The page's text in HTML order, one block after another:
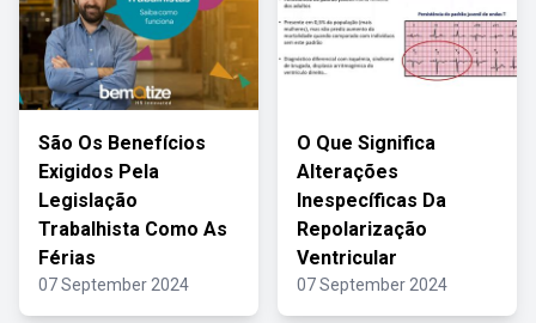
São Os Benefícios
Exigidos Pela
Legislação
Trabalhista Como As
Férias
07 September 2024
O Que Significa
Alterações
Inespecíficas Da
Repolarização
Ventricular
07 September 2024